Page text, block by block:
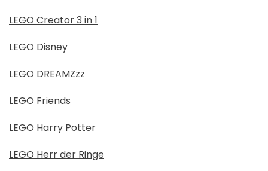
LEGO Creator 3 in 1
LEGO Disney
LEGO DREAMZzz
LEGO Friends
LEGO Harry Potter
LEGO Herr der Ringe